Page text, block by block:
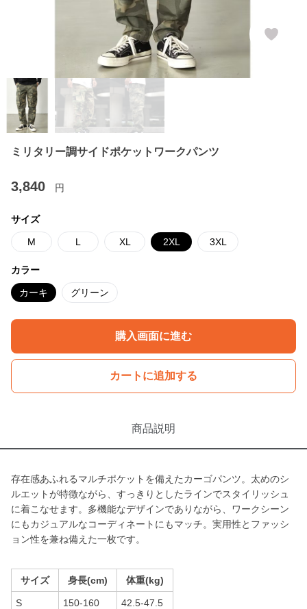
ミリタリー調サイドポケットワークパンツ
3,840 円
サイズ
M L XL 2XL 3XL
カラー
カーキ グリーン
購入画面に進む
カートに追加する
商品説明
存在感あふれるマルチポケットを備えたカーゴパンツ。太めのシ
ルエットが特徴ながら、すっきりとしたラインでスタイリッシュ
に着こなせます。多機能なデザインでありながら、ワークシーン
にもカジュアルなコーディネートにもマッチ。実用性とファッシ
ョン性を兼ね備えた一枚です。
サイズ 身長(cm) 体重(kg)
S 150-160 42.5-47.5